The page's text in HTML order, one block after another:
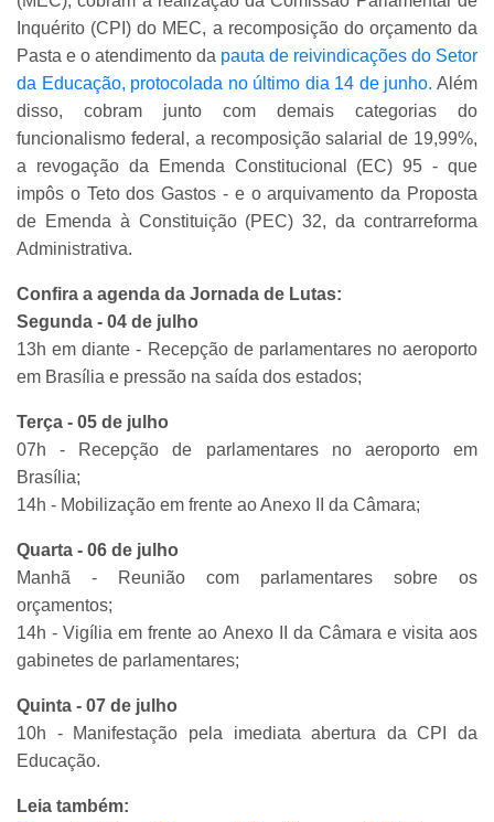
Inquérito (CPI) do MEC, a recomposição do orçamento da
Pasta e o atendimento da pauta de reivindicações do Setor
da Educação, protocolada no último dia 14 de junho. Além
disso, cobram junto com demais categorias do
funcionalismo federal, a recomposição salarial de 19,99%,
a revogação da Emenda Constitucional (EC) 95 - que
impôs o Teto dos Gastos - e o arquivamento da Proposta
de Emenda à Constituição (PEC) 32, da contrarreforma
Administrativa.
Confira a agenda da Jornada de Lutas:
Segunda - 04 de julho
13h em diante - Recepção de parlamentares no aeroporto
em Brasília e pressão na saída dos estados;
Terça - 05 de julho
07h - Recepção de parlamentares no aeroporto em
Brasília;
14h - Mobilização em frente ao Anexo II da Câmara;
Quarta - 06 de julho
Manhã - Reunião com parlamentares sobre os
orçamentos;
14h - Vigília em frente ao Anexo II da Câmara e visita aos
gabinetes de parlamentares;
Quinta - 07 de julho
10h - Manifestação pela imediata abertura da CPI da
Educação.
Leia também: